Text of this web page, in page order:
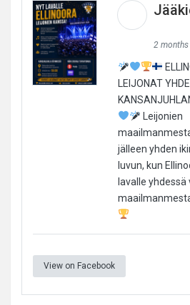
2
LEIJONAT
Leijonien
jälleen yhden
luvun, kun
lavalle yhdessä
View on Facebook